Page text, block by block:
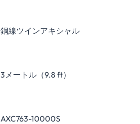
銅線ツインアキシャル
3メートル（9.8 ft）
AXC763-10000S